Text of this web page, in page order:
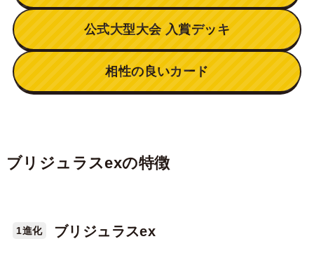
公式大型大会 入賞デッキ
相性の良いカード
ブリジュラスexの特徴
ブリジュラスex